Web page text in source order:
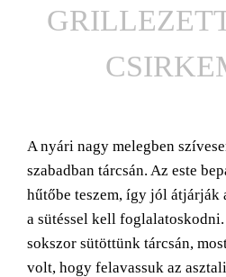
Larger
Image
A nyári nagy melegben
szabadban tárcsán. Az este
hűtőbe teszem, így jól átjárják
a sütéssel kell
sokszor sütöttünk tárcsán,
volt, hogy felavassuk az